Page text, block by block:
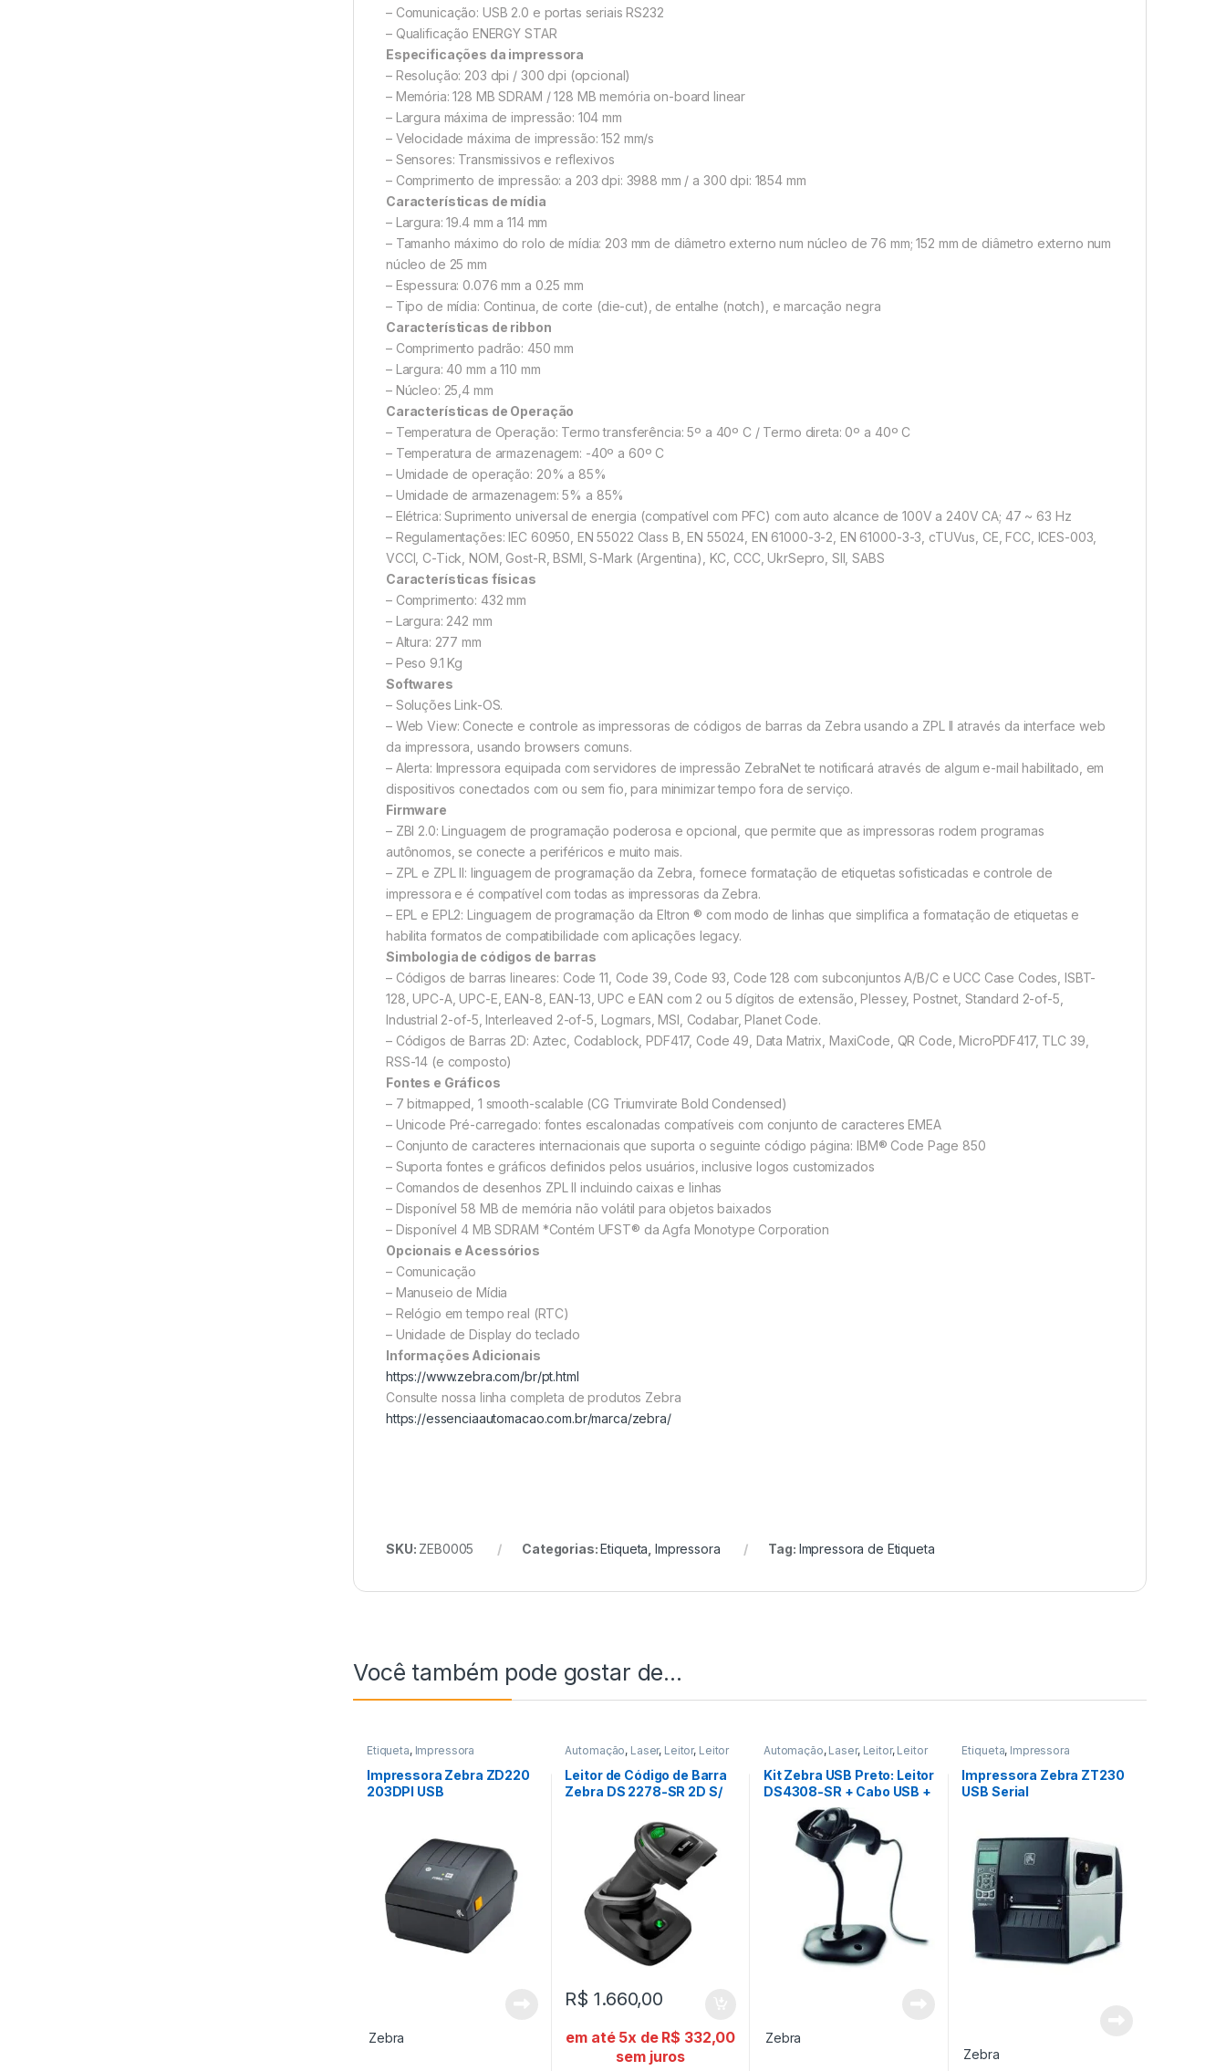
– Comunicação: USB 2.0 e portas seriais RS232
– Qualificação ENERGY STAR
Especificações da impressora
– Resolução: 203 dpi / 300 dpi (opcional)
– Memória: 128 MB SDRAM / 128 MB memória on-board linear
– Largura máxima de impressão: 104 mm
– Velocidade máxima de impressão: 152 mm/s
– Sensores: Transmissivos e reflexivos
– Comprimento de impressão: a 203 dpi: 3988 mm / a 300 dpi: 1854 mm
Características de mídia
– Largura: 19.4 mm a 114 mm
– Tamanho máximo do rolo de mídia: 203 mm de diâmetro externo num núcleo de 76 mm; 152 mm de diâmetro externo num
núcleo de 25 mm
– Espessura: 0.076 mm a 0.25 mm
– Tipo de mídia: Continua, de corte (die-cut), de entalhe (notch), e marcação negra
Características de ribbon
– Comprimento padrão: 450 mm
– Largura: 40 mm a 110 mm
– Núcleo: 25,4 mm
Características de Operação
– Temperatura de Operação: Termo transferência: 5º a 40º C / Termo direta: 0º a 40º C
– Temperatura de armazenagem: -40º a 60º C
– Umidade de operação: 20% a 85%
– Umidade de armazenagem: 5% a 85%
– Elétrica: Suprimento universal de energia (compatível com PFC) com auto alcance de 100V a 240V CA; 47 ~ 63 Hz
– Regulamentações: IEC 60950, EN 55022 Class B, EN 55024, EN 61000-3-2, EN 61000-3-3, cTUVus, CE, FCC, ICES-003,
VCCI, C-Tick, NOM, Gost-R, BSMI, S-Mark (Argentina), KC, CCC, UkrSepro, SII, SABS
Características físicas
– Comprimento: 432 mm
– Largura: 242 mm
– Altura: 277 mm
– Peso 9.1 Kg
Softwares
– Soluções Link-OS.
– Web View: Conecte e controle as impressoras de códigos de barras da Zebra usando a ZPL II através da interface web
da impressora, usando browsers comuns.
– Alerta: Impressora equipada com servidores de impressão ZebraNet te notificará através de algum e-mail habilitado, em
dispositivos conectados com ou sem fio, para minimizar tempo fora de serviço.
Firmware
– ZBI 2.0: Linguagem de programação poderosa e opcional, que permite que as impressoras rodem programas
autônomos, se conecte a periféricos e muito mais.
– ZPL e ZPL II: linguagem de programação da Zebra, fornece formatação de etiquetas sofisticadas e controle de
impressora e é compatível com todas as impressoras da Zebra.
– EPL e EPL2: Linguagem de programação da Eltron ® com modo de linhas que simplifica a formatação de etiquetas e
habilita formatos de compatibilidade com aplicações legacy.
Simbologia de códigos de barras
– Códigos de barras lineares: Code 11, Code 39, Code 93, Code 128 com subconjuntos A/B/C e UCC Case Codes, ISBT-
128, UPC-A, UPC-E, EAN-8, EAN-13, UPC e EAN com 2 ou 5 dígitos de extensão, Plessey, Postnet, Standard 2-of-5,
Industrial 2-of-5, Interleaved 2-of-5, Logmars, MSI, Codabar, Planet Code.
– Códigos de Barras 2D: Aztec, Codablock, PDF417, Code 49, Data Matrix, MaxiCode, QR Code, MicroPDF417, TLC 39,
RSS-14 (e composto)
Fontes e Gráficos
– 7 bitmapped, 1 smooth-scalable (CG Triumvirate Bold Condensed)
– Unicode Pré-carregado: fontes escalonadas compatíveis com conjunto de caracteres EMEA
– Conjunto de caracteres internacionais que suporta o seguinte código página: IBM® Code Page 850
– Suporta fontes e gráficos definidos pelos usuários, inclusive logos customizados
– Comandos de desenhos ZPL II incluindo caixas e linhas
– Disponível 58 MB de memória não volátil para objetos baixados
– Disponível 4 MB SDRAM *Contém UFST® da Agfa Monotype Corporation
Opcionais e Acessórios
– Comunicação
– Manuseio de Mídia
– Relógio em tempo real (RTC)
– Unidade de Display do teclado
Informações Adicionais
https://www.zebra.com/br/pt.html
Consulte nossa linha completa de produtos Zebra
https://essenciaautomacao.com.br/marca/zebra/
SKU: ZEB0005 Categorias:Etiqueta ,Impressora Tag: Impressora de Etiqueta
Você também pode gostar de…
Etiqueta, Impressora
Impressora Zebra ZD220
203DPI USB
Zebra
Automação, Laser, Leitor, Leitor
de Código de Barra
Leitor de Código de Barra
Zebra DS 2278-SR 2D S/
R$ 1.660,00
em até 5x de R$ 332,00
sem juros
Automação, Laser, Leitor, Leitor
de Código de Barra
Kit Zebra USB Preto: Leitor
DS4308-SR + Cabo USB +
Suporte
Zebra
Etiqueta, Impressora
Impressora Zebra ZT230
USB Serial
Zebra